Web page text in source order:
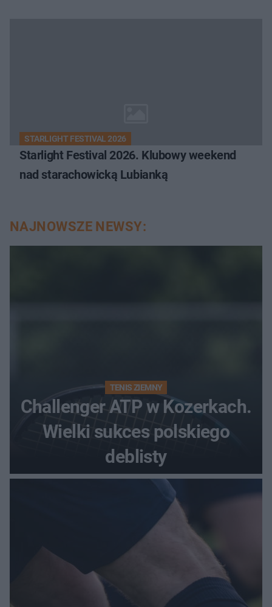
STARLIGHT FESTIVAL 2026
Starlight Festival 2026. Klubowy weekend
nad starachowicką Lubianką
NAJNOWSZE NEWSY:
TENIS ZIEMNY
Challenger ATP w Kozerkach.
Wielki sukces polskiego
deblisty